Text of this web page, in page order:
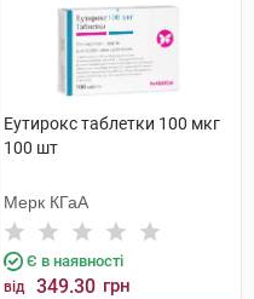
Еутирокс таблетки 100 мкг
100 шт
Мерк КГаА
Є в наявності
від 349.30 грн